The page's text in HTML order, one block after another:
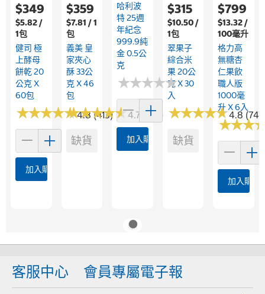
$349
$5.82 /
1包
健司 極
上酵母
餅乾 20
公克 X
60包
★★★★★
★★★★★4.8 (413)
加入購物車
$359
$7.81 / 1
包
義美 皇
家夾心
酥 33公
克 X 46
包
★★★★★
★★★★★4.7 (183)
缺貨
哈利波
特 25週
年紀念
999.9純
金 0.5公
克
★★★★★
★★★★★
加入購物車
$315
$10.50 /
1包
翠果子
綜合米
果 20公
克 X 30
入
★★★★★
★★★★★4.8
缺貨
$799
$13.32 /
100毫升
格力高
無糖杏
仁果飲
職人版
1000毫
升 X 6入
★★★
★★★
加入購物
客服中心 會員專屬電子報